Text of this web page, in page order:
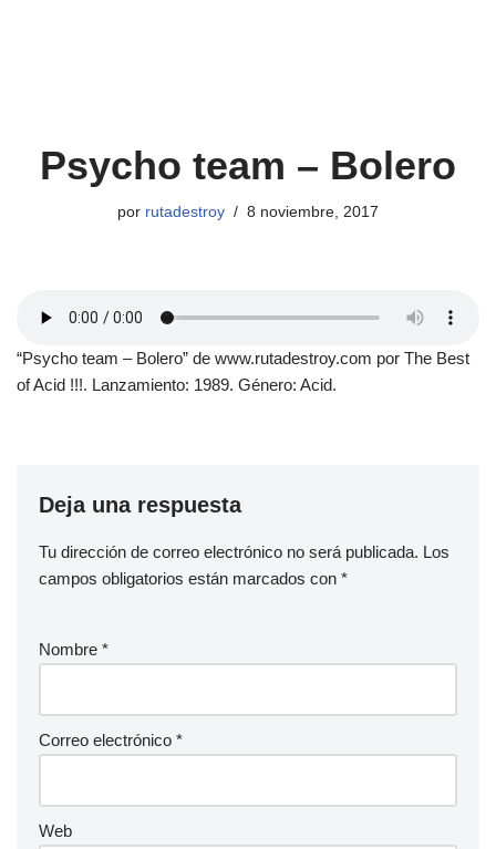
Psycho team – Bolero
por rutadestroy 8 noviembre, 2017
“Psycho team – Bolero” de www.rutadestroy.com por The Best
of Acid !!!. Lanzamiento: 1989. Género: Acid.
Deja una respuesta
Tu dirección de correo electrónico no será publicada. Los
campos obligatorios están marcados con *
Nombre *
Correo electrónico *
Web